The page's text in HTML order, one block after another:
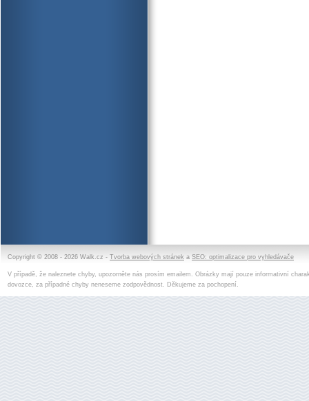
Copyright © 2008 - 2026 Walk.cz - Tvorba webových stránek a SEO: optimalizace pro vyhledávače
V případě, že naleznete chyby, upozorněte nás prosím emailem. Obrázky mají pouze informativní
dovozce, za případné chyby neneseme zodpovědnost. Děkujeme za pochopení.